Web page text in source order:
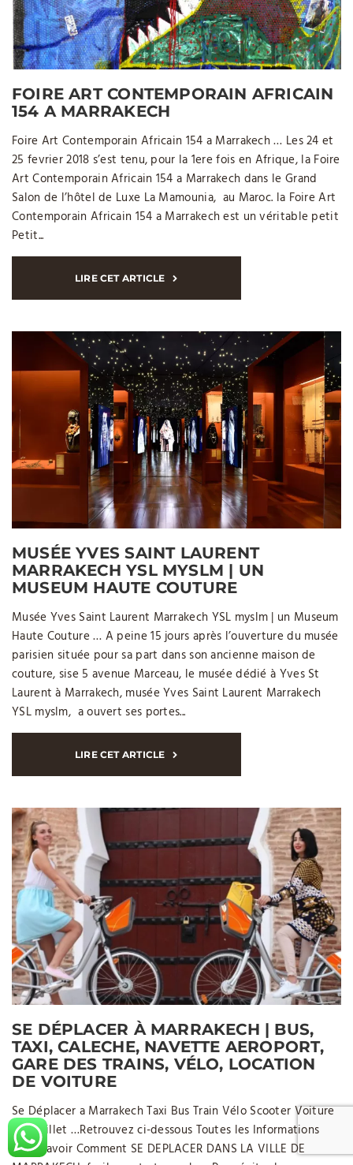
FOIRE ART CONTEMPORAIN AFRICAIN
154 A MARRAKECH
Foire Art Contemporain Africain 154 a Marrakech … Les 24 et
25 fevrier 2018 s’est tenu, pour la 1ere fois en Afrique, la Foire
Art Contemporain Africain 154 a Marrakech dans le Grand
Salon de l’hôtel de Luxe La Mamounia, au Maroc. la Foire Art
Contemporain Africain 154 a Marrakech est un véritable petit
Petit...
LIRE CET ARTICLE
MUSÉE YVES SAINT LAURENT
MARRAKECH YSL MYSLM | UN
MUSEUM HAUTE COUTURE
Musée Yves Saint Laurent Marrakech YSL myslm | un Museum
Haute Couture … A peine 15 jours après l’ouverture du musée
parisien située pour sa part dans son ancienne maison de
couture, sise 5 avenue Marceau, le musée dédié à Yves St
Laurent à Marrakech, musée Yves Saint Laurent Marrakech
YSL myslm, a ouvert ses portes...
LIRE CET ARTICLE
SE DÉPLACER À MARRAKECH | BUS,
TAXI, CALECHE, NAVETTE AEROPORT,
GARE DES TRAINS, VÉLO, LOCATION
DE VOITURE
Se Déplacer a Marrakech Taxi Bus Train Vélo Scooter Voiture
Tarif Billet …Retrouvez ci-dessous Toutes les Informations
pour Savoir Comment SE DEPLACER DANS LA VILLE DE